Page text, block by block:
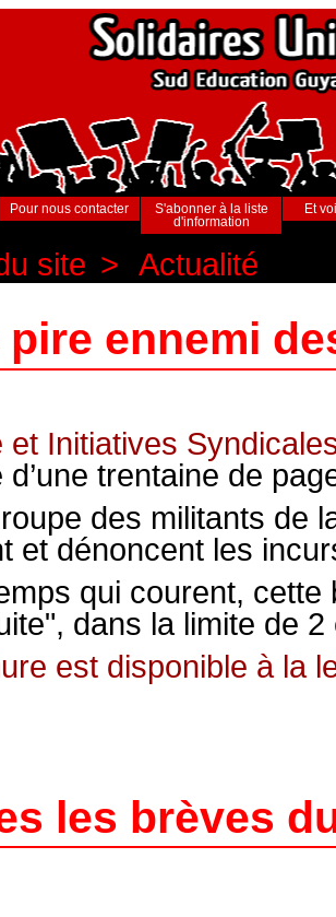
Pour nous contacter
S'abonner à la liste
d'information
Et
site > Actualité
pire ennemi
et Initiatives
d’une trentaine de
des militants de
et dénoncent les
qui courent,
dans la limite de
est disponible à la
les brèves